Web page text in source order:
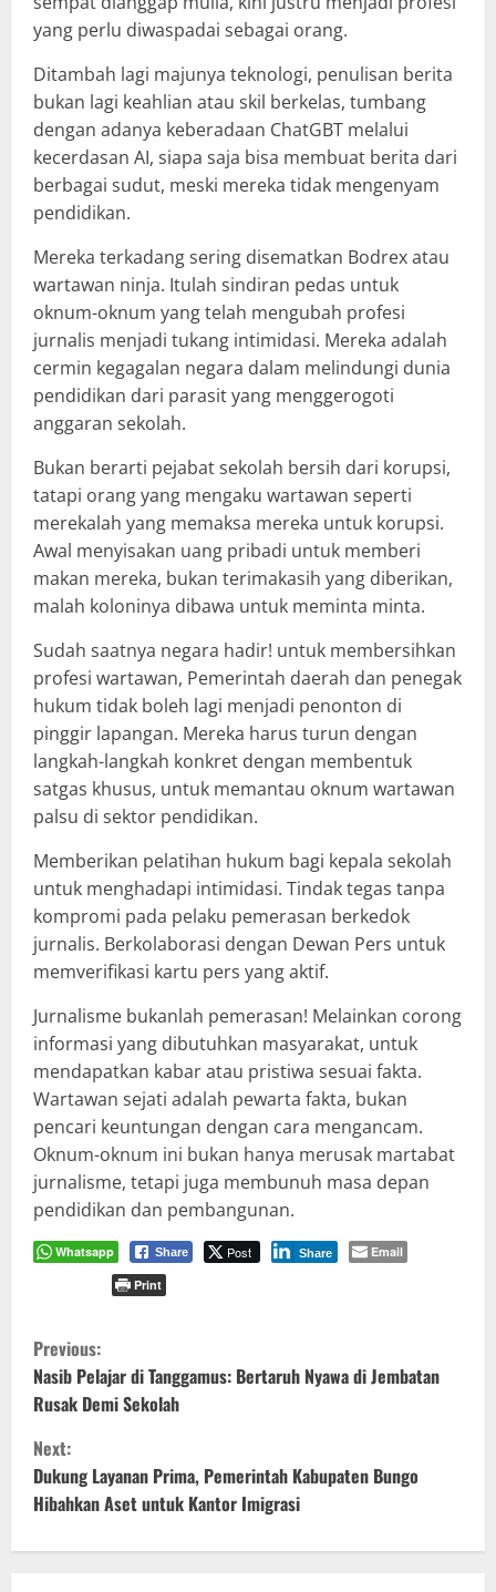
yang perlu diwaspadai sebagai orang.
Ditambah lagi majunya teknologi, penulisan berita
bukan lagi keahlian atau skil berkelas, tumbang
dengan adanya keberadaan ChatGBT melalui
kecerdasan AI, siapa saja bisa membuat berita dari
berbagai sudut, meski mereka tidak mengenyam
pendidikan.
Mereka terkadang sering disematkan Bodrex atau
wartawan ninja. Itulah sindiran pedas untuk
oknum-oknum yang telah mengubah profesi
jurnalis menjadi tukang intimidasi. Mereka adalah
cermin kegagalan negara dalam melindungi dunia
pendidikan dari parasit yang menggerogoti
anggaran sekolah.
Bukan berarti pejabat sekolah bersih dari korupsi,
tatapi orang yang mengaku wartawan seperti
merekalah yang memaksa mereka untuk korupsi.
Awal menyisakan uang pribadi untuk memberi
makan mereka, bukan terimakasih yang diberikan,
malah koloninya dibawa untuk meminta minta.
Sudah saatnya negara hadir! untuk membersihkan
profesi wartawan, Pemerintah daerah dan penegak
hukum tidak boleh lagi menjadi penonton di
pinggir lapangan. Mereka harus turun dengan
langkah-langkah konkret dengan membentuk
satgas khusus, untuk memantau oknum wartawan
palsu di sektor pendidikan.
Memberikan pelatihan hukum bagi kepala sekolah
untuk menghadapi intimidasi. Tindak tegas tanpa
kompromi pada pelaku pemerasan berkedok
jurnalis. Berkolaborasi dengan Dewan Pers untuk
memverifikasi kartu pers yang aktif.
Jurnalisme bukanlah pemerasan! Melainkan corong
informasi yang dibutuhkan masyarakat, untuk
mendapatkan kabar atau pristiwa sesuai fakta.
Wartawan sejati adalah pewarta fakta, bukan
pencari keuntungan dengan cara mengancam.
Oknum-oknum ini bukan hanya merusak martabat
jurnalisme, tetapi juga membunuh masa depan
pendidikan dan pembangunan.
Whatsapp Share Post Share
Email
Print
C
o
n
t
i
Previous:
Nasib Pelajar di Tanggamus: Bertaruh Nyawa di Jembatan
Rusak Demi Sekolah
Next:
Dukung Layanan Prima, Pemerintah Kabupaten Bungo
Hibahkan Aset untuk Kantor Imigrasi